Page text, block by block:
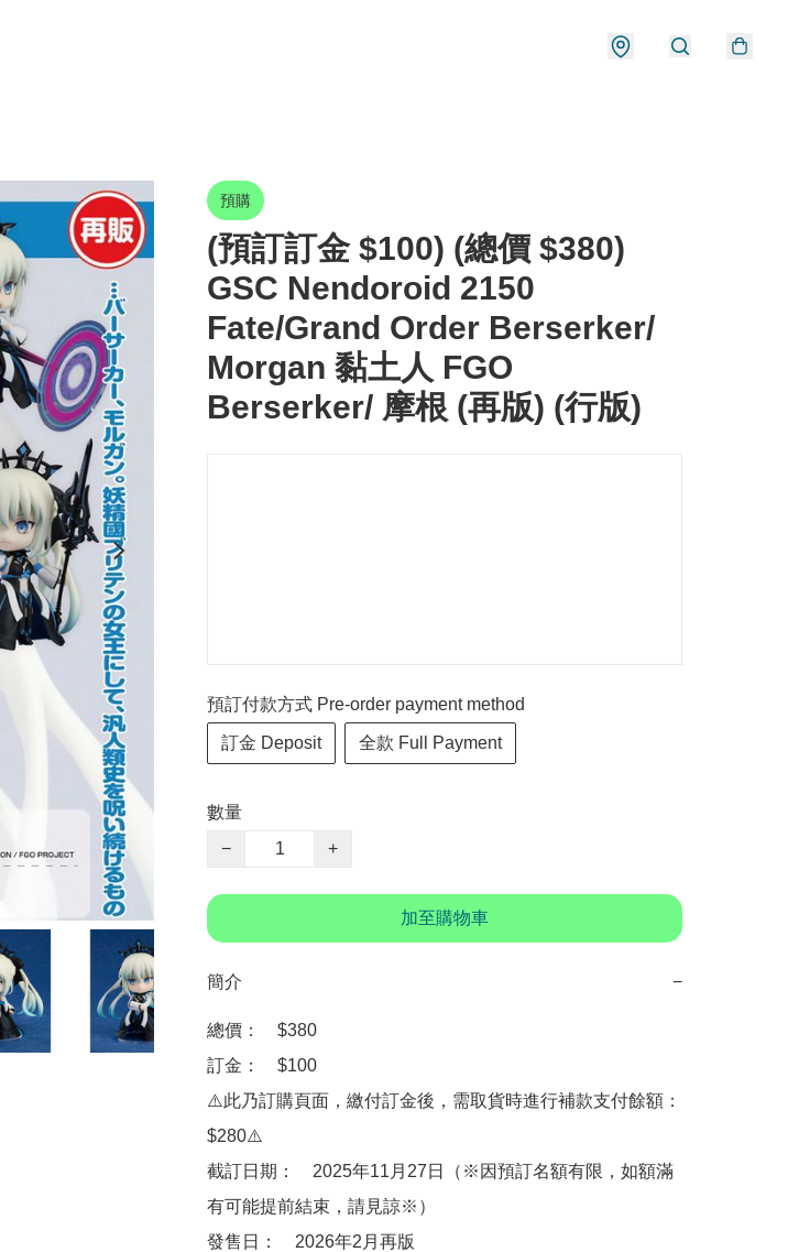
預購
(預訂訂金 $100) (總價 $380)
GSC Nendoroid 2150
Fate/Grand Order Berserker/
Morgan 黏土人 FGO
Berserker/ 摩根 (再版) (行版)
預訂付款方式 Pre-order payment method
訂金 Deposit 全款 Full Payment
數量
−
+
加至購物車
簡介 −
總價：　$380
訂金：　$100
⚠️此乃訂購頁面，繳付訂金後，需取貨時進行補款支付餘額：
$280⚠️
截訂日期：　2025年11月27日（※因預訂名額有限，如額滿
有可能提前結束，請見諒※）
發售日：　2026年2月再版